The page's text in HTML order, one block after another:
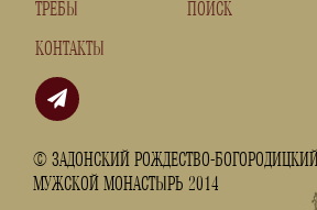
ТРЕБЫ
КОНТАКТЫ
© ЗАДОНСКИЙ РОЖДЕСТВО-БОГОРОДИЦКИЙ
МУЖСКОЙ МОНАСТЫРЬ 2014
ПОИСК